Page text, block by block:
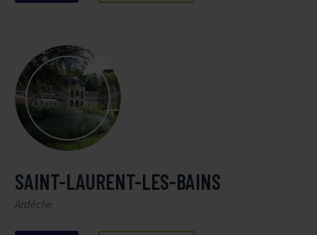
SAINT-LAURENT-LES-BAINS
Ardèche